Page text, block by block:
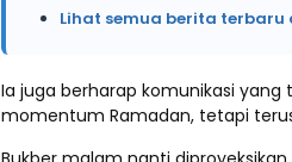
Lihat semua berita terbaru
Ia juga berharap komunikasi
momentum Ramadan, tetapi